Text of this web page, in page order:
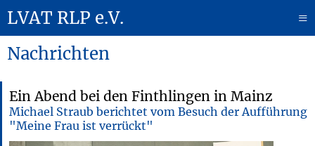
LVAT RLP e.V.
≡
Nachrichten
Ein Abend bei den Finthlingen in Mainz
Michael Straub berichtet vom Besuch der Aufführung
"Meine Frau ist verrückt"